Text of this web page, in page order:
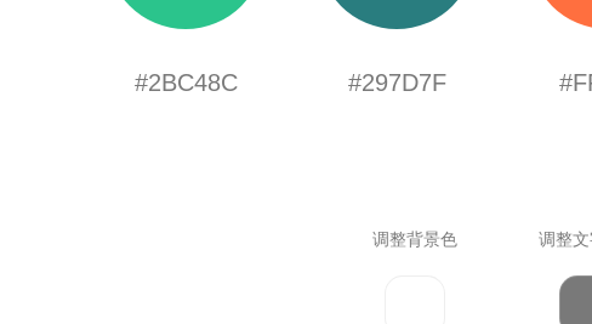
#2BC48C #297D7F
调整背景色 调整